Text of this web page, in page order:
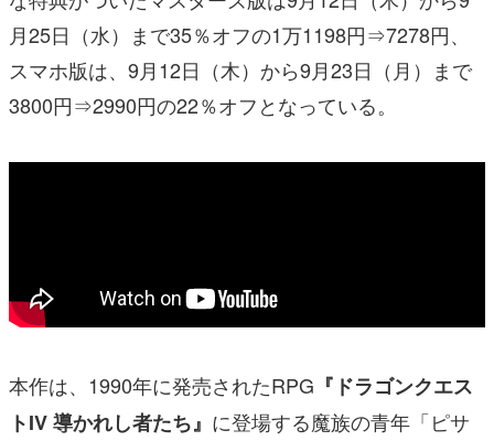
月25日（水）まで35％オフの1万1198円⇒7278円、
スマホ版は、9月12日（木）から9月23日（月）まで
3800円⇒2990円の22％オフとなっている。
本作は、1990年に発売されたRPG 『ドラゴンクエス
トIV 導かれし者たち』 に登場する魔族の青年「ピサ